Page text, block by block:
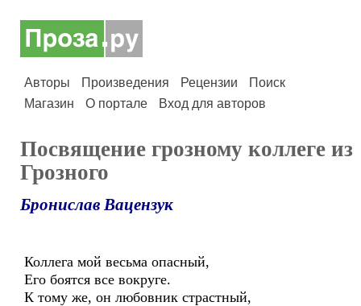
Авторы Произведения Рецензии
Поиск
Магазин
О портале Вход для авторов
Посвящение грозному коллеге из
Грозного
Бронислав Вацензук
Коллега мой весьма опасный,
Его боятся все вокруге.
К тому же, он любовник страстный,